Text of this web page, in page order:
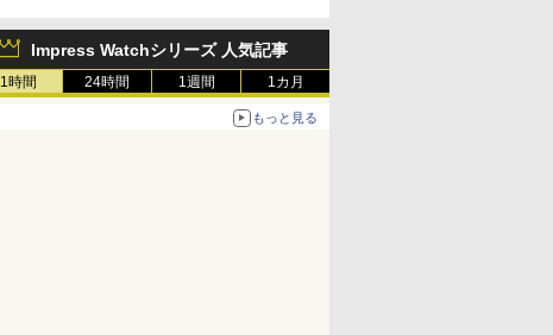
Impress Watchシリーズ 人気記事
1時間 24時間 1週間 1カ月
もっと見る